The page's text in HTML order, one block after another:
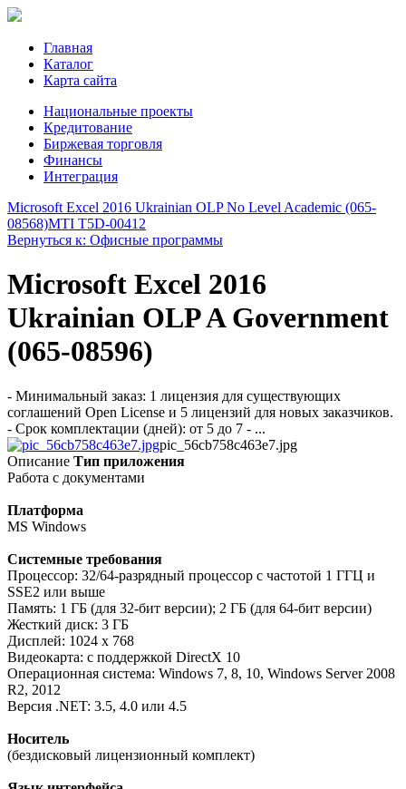
Главная
Каталог
Карта сайта
Национальные проекты
Кредитование
Биржевая торговля
Финансы
Интеграция
Microsoft Excel 2016 Ukrainian OLP No Level Academic (065-
08568)MTI T5D-00412
Вернуться к: Офисные программы
Microsoft Excel 2016
Ukrainian OLP A Government
(065-08596)
- Минимальный заказ: 1 лицензия для существующих
соглашений Open License и 5 лицензий для новых заказчиков.
- Срок комплектации (дней): от 5 до 7 - ...
pic_56cb758c463e7.jpg
Описание Тип приложения
Работа с документами
Платформа
MS Windows
Системные требования
Процессор: 32/64-разрядный процессор с частотой 1 ГГЦ и
SSE2 или выше
Память: 1 ГБ (для 32-бит версии); 2 ГБ (для 64-бит версии)
Жесткий диск: 3 ГБ
Дисплей: 1024 x 768
Видеокарта: с поддержкой DirectX 10
Операционная система: Windows 7, 8, 10, Windows Server 2008
R2, 2012
Версия .NET: 3.5, 4.0 или 4.5
Носитель
(бездисковый лицензионный комплект)